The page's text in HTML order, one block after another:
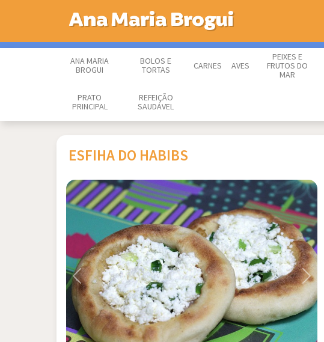
Ana Maria Brogui
ANA MARIA
BROGUI
BOLOS E
TORTAS
CARNES AVES
PEIXES E
FRUTOS DO
MAR
PRATO
PRINCIPAL
REFEIÇÃO
SAUDÁVEL
ESFIHA DO HABIBS
Previous Next